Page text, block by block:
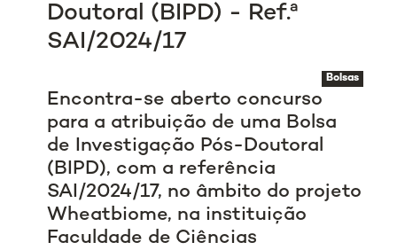
Doutoral (BIPD) - Ref.ª
SAI/2024/17
Bolsas
Encontra-se aberto concurso
para a atribuição de uma Bolsa
de Investigação Pós-Doutoral
(BIPD), com a referência
SAI/2024/17, no âmbito do projeto
Wheatbiome, na instituição
Faculdade de Ciências